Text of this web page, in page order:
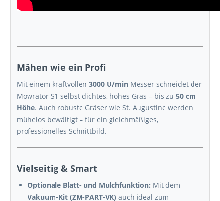
Mähen wie ein Profi
Mit einem kraftvollen 3000 U/min Messer schneidet der
Mowrator S1 selbst dichtes, hohes Gras – bis zu 50 cm
Höhe. Auch robuste Gräser wie St. Augustine werden
mühelos bewältigt – für ein gleichmäßiges,
professionelles Schnittbild.
Vielseitig & Smart
Optionale Blatt- und Mulchfunktion: Mit dem
Vakuum-Kit (ZM-PART-VK) auch ideal zum